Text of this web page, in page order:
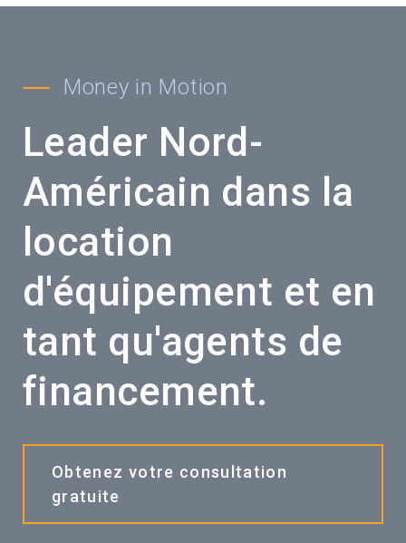
Money in Motion
Leader Nord-
Américain dans la
location
d'équipement et en
tant qu'agents de
financement.
Obtenez votre consultation
gratuite